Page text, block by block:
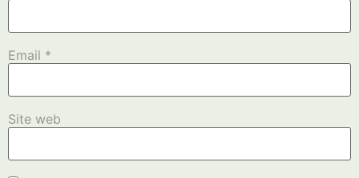
Email *
Site web